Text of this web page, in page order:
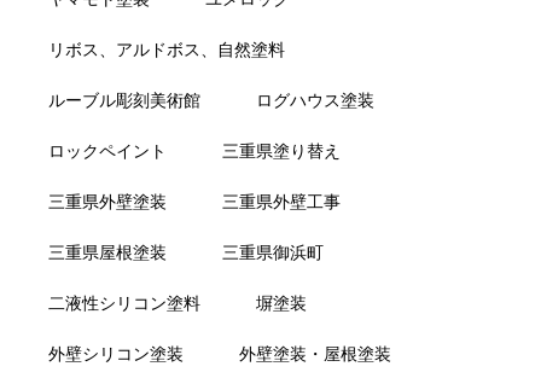
リボス、アルドボス、自然塗料
ルーブル彫刻美術館 ログハウス塗装
ロックペイント 三重県塗り替え
三重県外壁塗装 三重県外壁工事
三重県屋根塗装 三重県御浜町
二液性シリコン塗料 塀塗装
外壁シリコン塗装 外壁塗装・屋根塗装